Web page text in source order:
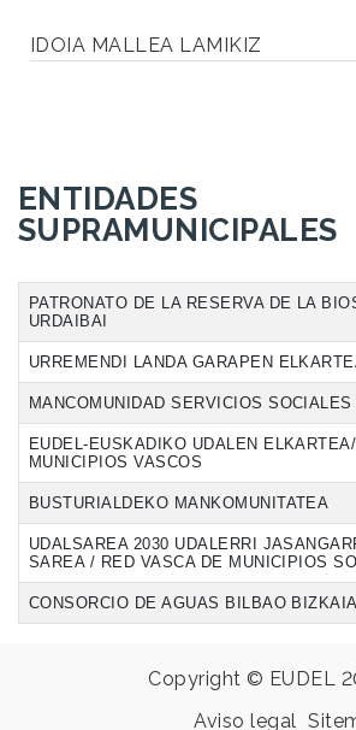
IDOIA MALLEA LAMIKIZ
ENTIDADES
SUPRAMUNICIPALES
PATRONATO DE LA RESERVA DE LA
URDAIBAI
URREMENDI LANDA GARAPEN
MANCOMUNIDAD SERVICIOS
EUDEL-EUSKADIKO UDALEN
MUNICIPIOS VASCOS
BUSTURIALDEKO MANKOMUNITATEA
UDALSAREA 2030 UDALERRI
SAREA / RED VASCA DE MUNICIPIOS
CONSORCIO DE AGUAS BILBAO BIZKAIA
Copyright © EUDEL
Aviso legal